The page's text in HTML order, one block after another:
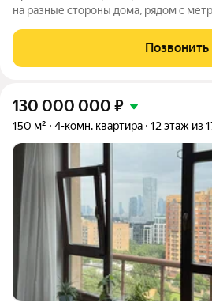
на разные стороны дома, рядом с метро
документы готовы, один взрослый
стоимость, без обременений
Позвонить
130 000 000 ₽
150 м² 4-комн. квартира 12 этаж из